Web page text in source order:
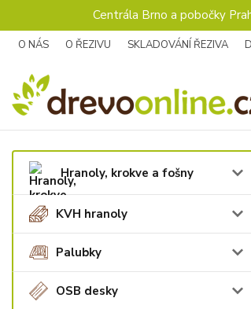
Centrála Brno a pobočky
O NÁS O ŘEZIVU SKLADOVÁNÍ ŘEZIVA
Hranoly, krokve a fošny
KVH hranoly
Palubky
OSB desky